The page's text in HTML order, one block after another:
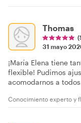
Thomas
31 mayo
¡María Elena tiene
flexible! Pudimos
acomodarnos a
Conocimiento experto y